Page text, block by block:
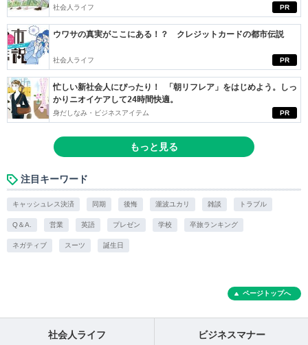
PR
社会人ライフ
PR
ウワサの真実がここにある！？ クレジットカードの都市伝説
社会人ライフ
PR
忙しい新社会人にぴったり！ 「朝リフレア」をはじめよう。しっ
かりニオイケアして24時間快適。
身だしなみ・ビジネスアイテム
もっと見る
注目キーワード
キャッシュレス決済 同期 後悔 瀧波ユカリ 雑談 トラブル
Q＆A. 営業 英語 プレゼン 学校 卒旅ランキング
ネガティブ スーツ 誕生日
ページトップへ
社会人ライフ ビジネスマナー